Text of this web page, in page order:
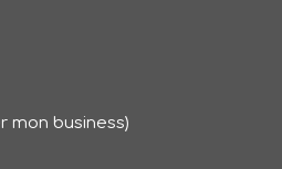
mon business)